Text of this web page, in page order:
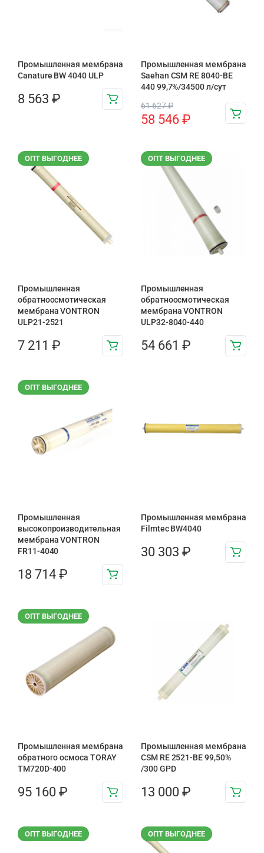
Промышленная мембрана
Canature BW 4040 ULP
8 563 ₽
Промышленная мембрана
Saehan CSM RE 8040-BE
440 99,7%/34500 л/сут
61 627₽
58 546 ₽
ОПТ ВЫГОДНЕЕ
Промышленная
обратноосмотическая
мембрана VONTRON
ULP21-2521
7 211 ₽
ОПТ ВЫГОДНЕЕ
Промышленная
обратноосмотическая
мембрана VONTRON
ULP32-8040-440
54 661 ₽
ОПТ ВЫГОДНЕЕ
Промышленная
высокопроизводительная
мембрана VONTRON
FR11-4040
18 714 ₽
Промышленная мембрана
Filmtec BW4040
30 303 ₽
ОПТ ВЫГОДНЕЕ
Промышленная мембрана
обратного осмоса TORAY
TM720D-400
95 160 ₽
Промышленная мембрана
CSM RE 2521-BE 99,50%
/300 GPD
13 000 ₽
ОПТ ВЫГОДНЕЕ ОПТ ВЫГОДНЕЕ